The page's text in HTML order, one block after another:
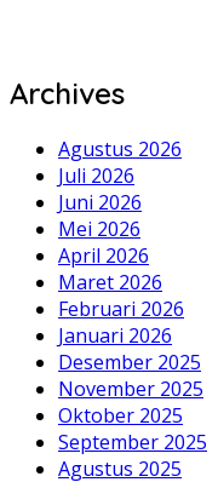
Archives
Agustus 2026
Juli 2026
Juni 2026
Mei 2026
April 2026
Maret 2026
Februari 2026
Januari 2026
Desember 2025
November 2025
Oktober 2025
September 2025
Agustus 2025